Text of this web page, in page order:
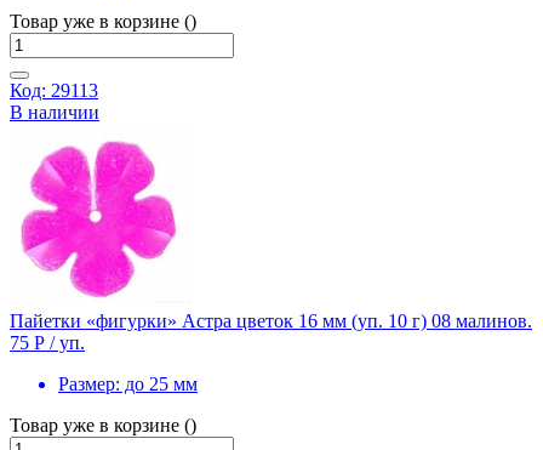
Товар уже в корзине ()
Код: 29113
В наличии
Пайетки «фигурки» Астра цветок 16 мм (уп. 10 г) 08 малинов.
75 Р / уп.
Размер: до 25 мм
Товар уже в корзине ()